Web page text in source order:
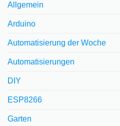
Allgemein
Arduino
Automatisierung der Woche
Automatisierungen
DIY
ESP8266
Garten